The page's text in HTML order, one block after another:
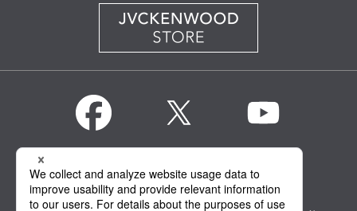
KENWOOD Global